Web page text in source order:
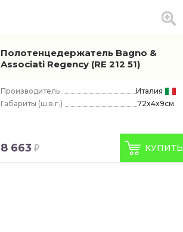
Полотенцедержатель Bagno &
Associati Regency (RE 212 51)
Производитель
Италия
Габариты (ш.в.г.) 72x4x9см.
8 663 КУПИТЬ